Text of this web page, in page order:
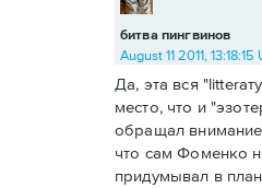
битва пингвинов
August 11 2011, 13:18:15
Да, эта вся
место, что и
обращал внимание
что сам Фоменко
придумывал в